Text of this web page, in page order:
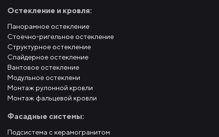
Остекление и кровля:
Панорамное остекление
Стоечно-ригельное остекление
Структурное остекление
Спайдерное остекление
Вантовое остекление
Модульное остеклени
Монтаж рулонной кровли
Монтаж фальцевой кровли
Фасадные системы:
Подсистема с керамогранитом